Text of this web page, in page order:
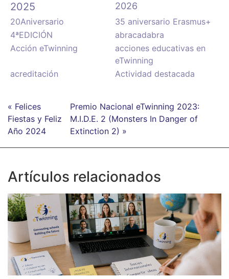
2025 2026
20Aniversario
35 aniversario Erasmus+
4ªEDICIÓN
abracadabra
Acción eTwinning
acciones educativas en
eTwinning
acreditación
Actividad destacada
« Felices
Fiestas y Feliz
Año 2024
Premio Nacional eTwinning 2023:
M.I.D.E. 2 (Monsters In Danger of
Extinction 2) »
Artículos relacionados